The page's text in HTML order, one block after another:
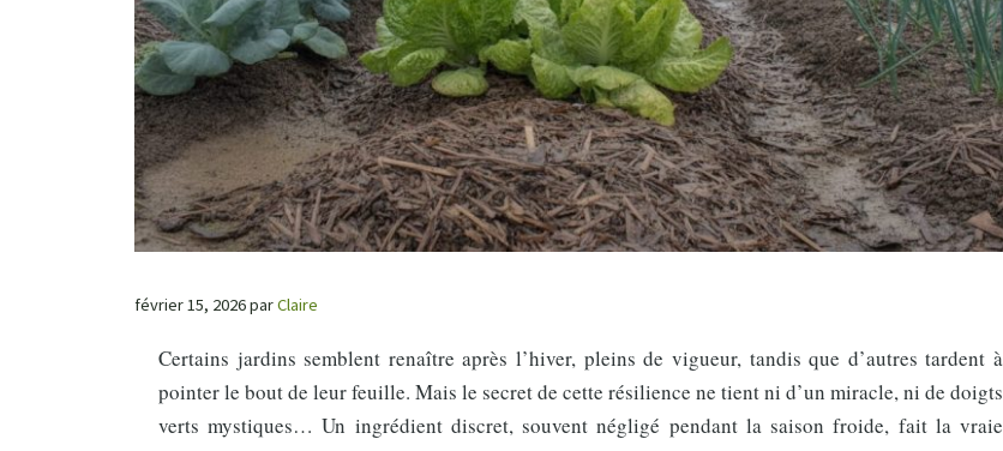
février 15, 2026parClaire
Certains jardins semblent renaître après l’hiver, pleins de vigueur, tandis que d’autres tardent à
pointer le bout de leur feuille. Mais le secret de cette résilience ne tient ni d’un miracle, ni de doigts
verts mystiques… Un ingrédient discret, souvent négligé pendant la saison froide, fait la vraie